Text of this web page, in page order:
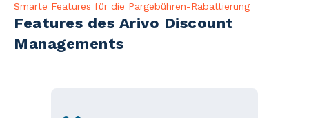
Smarte Features für die Pargebühren-Rabattierung
Features des Arivo Discount
Managements